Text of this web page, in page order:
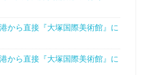
から直接『大塚国際美術館』に
から直接『大塚国際美術館』に